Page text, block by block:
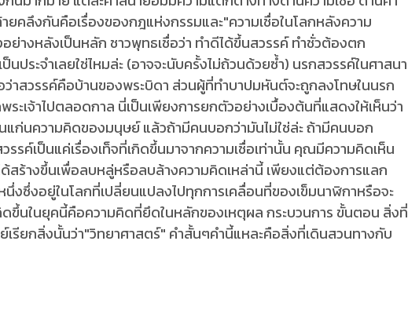
คลึงกันคือเรื่องของกฎแห่งกรรมและ"ความเชื่อในโลกหลังความ
ย่างหลังเป็นหลัก ชาวพุทธเชื่อว่า ทำดีได้ขึ้นสวรรค์ ทำชั่วต้องตก
นประจำเลยใช่ไหมล่ะ (อาจจะนับครั้งไม่ถ้วนด้วยซ้ำ) นรกสวรรค์ในศาสนา
ว่าสวรรค์คือบ้านของพระบิดา ส่วนผู้ที่ทำบาปมหันต์จะถูกลงโทษในนรก
ะเจ้าไปตลอดกาล นี่เป็นเพียงการยกตัวอย่างเบื้องต้นที่แสดงให้เห็นว่า
แก่นความคิดของมนุษย์ แล้วถ้ามีคนบอกว่ามันไม่ใช่ล่ะ ถ้ามีคนบอก
รรค์เป็นแค่เรื่องเท็จที่เกิดขึ้นมาจากความเชื่อเท่านั้น คุณมีความคิดเห็น
ด้สร้างขึ้นเพื่อลบหลู่หรือลบล้างความคิดเหล่านี้ เพียงแต่ต้องการแลก
งซึ่งอยู่ในโลกที่เปลี่ยนแปลงไปทุกการเคลื่อนที่ของเข็มนาฬิกาหรือจะ
ดขึ้นในยุคนี้คือความคิดที่ยึดในหลักของเหตุผล กระบวนการ ขั้นตอน สิ่งที่
เรียกสิ่งนั้นว่า"วิทยาศาสตร์" คำสั้นๆคำนี้แหละคือสิ่งที่เดินสวนทางกับ